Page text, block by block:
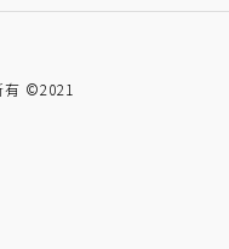
有 ©2021